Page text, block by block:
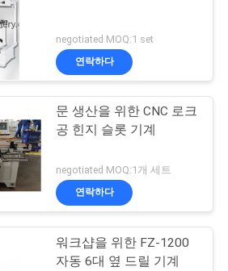
negotiated MOQ:1 set
연락하다
문 생산을 위한 CNC 로크
공 힌지 슬롯 기계
negotiated MOQ:1개 세트
연락하다
워크샵을 위한 FZ-1200
자동 6대 옆 드릴 기계